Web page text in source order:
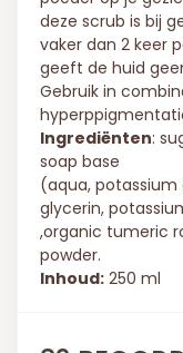
deze scrub is bij
vaker dan 2 keer
geeft de huid
Gebruik in
Ingrediënten:
soap base
(aqua,
glycerin,
,organic tumeric
powder.
Inhoud: 250 ml